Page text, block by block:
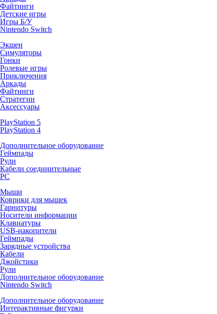
Файтинги
Детские игры
Игры Б/У
Nintendo Switch
Экшен
Симуляторы
Гонки
Ролевые игры
Приключения
Аркады
Файтинги
Стратегии
Аксессуары
PlayStation 5
PlayStation 4
Дополнительное оборудование
Геймпады
Рули
Кабели соединительные
PC
Мыши
Коврики для мышек
Гарнитуры
Носители информации
Клавиатуры
USB-накопители
Геймпады
Зарядные устройства
Кабели
Джойстики
Рули
Дополнительное оборудование
Nintendo Switch
Дополнительное оборудование
Интерактивные фигурки